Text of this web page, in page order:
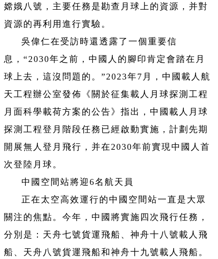
嫦娥八號，主要任務是勘查月球上的資源，并對
資源的再利用進行實驗。
吳偉仁在受訪時還透露了一個重要信
息，“2030年之前，中國人的腳印肯定會踏在月
球上去，這沒問題的。”2023年7月，中國載人航
天工程辦公室發佈《關於征集載人月球探測工程
月面科學載荷方案的公告》指出，中國載人月球
探測工程登月階段任務已經啟動實施，計劃先期
開展無人登月飛行，并在2030年前實現中國人首
次登陸月球。
中國空間站將迎6名航天員
正在太空高效運行的中國空間站一直是大眾
關注的焦點。今年，中國將實施四次飛行任務，
分別是：天舟七號貨運飛船、神舟十八號載人飛
船、天舟八號貨運飛船和神舟十九號載人飛船。